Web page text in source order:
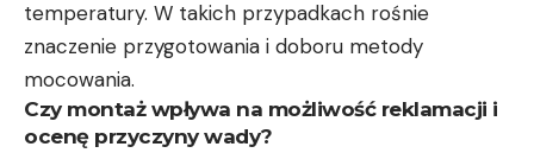
temperatury. W takich przypadkach rośnie
znaczenie przygotowania i doboru metody
mocowania.
Czy montaż wpływa na możliwość reklamacji i
ocenę przyczyny wady?